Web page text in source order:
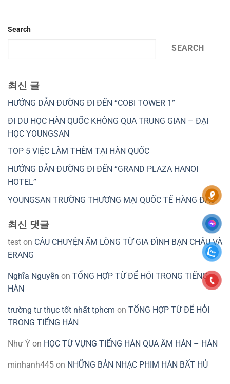
Search
SEARCH
최신 글
HƯỚNG DẪN ĐƯỜNG ĐI ĐẾN “COBI TOWER 1”
ĐI DU HỌC HÀN QUỐC KHÔNG QUA TRUNG GIAN – ĐẠI
HỌC YOUNGSAN
TOP 5 VIỆC LÀM THÊM TẠI HÀN QUỐC
HƯỚNG DẪN ĐƯỜNG ĐI ĐẾN “GRAND PLAZA HANOI
HOTEL”
YOUNGSAN TRƯỜNG THƯƠNG MẠI QUỐC TẾ HÀNG ĐẦU
최신 댓글
test on CÂU CHUYỆN ẤM LÒNG TỪ GIA ĐÌNH BẠN CHÂU VÀ
ERANG
Nghĩa Nguyễn on TỔNG HỢP TỪ ĐỂ HỎI TRONG TIẾNG
HÀN
trường tư thục tốt nhất tphcm on TỔNG HỢP TỪ ĐỂ HỎI
TRONG TIẾNG HÀN
Như Ý on HỌC TỪ VỰNG TIẾNG HÀN QUA ÂM HÁN – HÀN
minhanh445 on NHỮNG BẢN NHẠC PHIM HÀN BẤT HỦ